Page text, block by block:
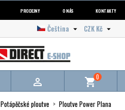
PRODEJNY O NÁS KONTAKTY
CZK Kč 
Čeština 
 shopping_cart0
Potápěčské ploutve
Ploutve Power Plana